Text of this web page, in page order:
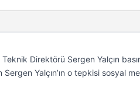
Direktörü Sergen Yalçın
Yalçın’ın o tepkisi sosyal